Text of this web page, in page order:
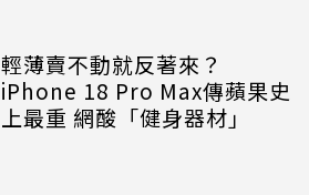
輕薄賣不動就反著來？
iPhone 18 Pro Max傳蘋果史
上最重 網酸「健身器材」